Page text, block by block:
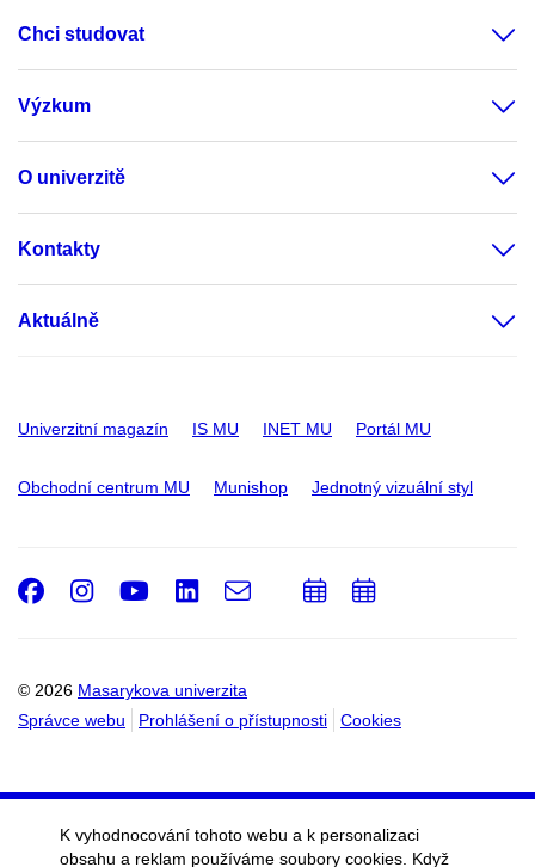
Chci studovat
Výzkum
O univerzitě
Kontakty
Aktuálně
Univerzitní magazín IS MU INET MU Portál MU
Obchodní centrum MU Munishop Jednotný vizuální styl
© 2026 Masarykova univerzita
Správce webu
Prohlášení o přístupnosti Cookies
Facebook
Instagram
Youtube
LinkedIn
e-
PřidatPřidat
K vyhodnocování tohoto webu a k personalizaci
obsahu a reklam používáme soubory cookies. Když